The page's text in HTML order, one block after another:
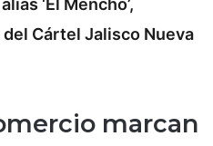
‘El Mencho’,
Cártel Jalisco Nueva
marcan